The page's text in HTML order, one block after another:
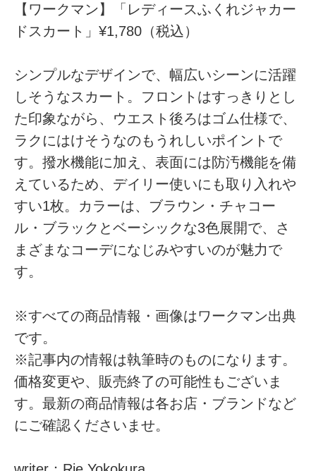
【ワークマン】「レディースふくれジャカー
ドスカート」¥1,780（税込）
シンプルなデザインで、幅広いシーンに活躍
しそうなスカート。フロントはすっきりとし
た印象ながら、ウエスト後ろはゴム仕様で、
ラクにはけそうなのもうれしいポイントで
す。撥水機能に加え、表面には防汚機能を備
えているため、デイリー使いにも取り入れや
すい1枚。カラーは、ブラウン・チャコー
ル・ブラックとベーシックな3色展開で、さ
まざまなコーデになじみやすいのが魅力で
す。
※すべての商品情報・画像はワークマン出典
です。
※記事内の情報は執筆時のものになります。
価格変更や、販売終了の可能性もございま
す。最新の商品情報は各お店・ブランドなど
にご確認くださいませ。